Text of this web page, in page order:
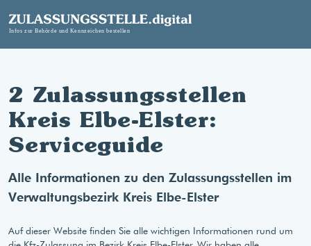
2 Zulassungsstellen
Kreis Elbe-Elster:
Serviceguide
Alle Informationen zu den Zulassungsstellen im
Verwaltungsbezirk Kreis Elbe-Elster
Auf dieser Website finden Sie alle wichtigen Informationen rund um